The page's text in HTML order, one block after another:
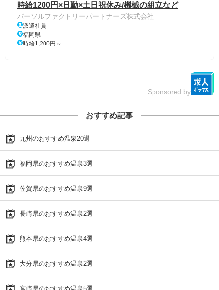
時給1200円×日勤×土日祝休み/機械の組立など
パーソルファクトリーパートナーズ株式会社
派遣社員
福岡県
時給1,200円～
Sponsored by
おすすめ記事
九州のおすすめ温泉20選
福岡県のおすすめ温泉3選
佐賀県のおすすめ温泉9選
長崎県のおすすめ温泉2選
熊本県のおすすめ温泉4選
大分県のおすすめ温泉2選
宮崎県のおすすめ温泉5選